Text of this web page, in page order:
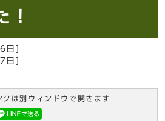
！
日
日
は別ウィンドウで開きます